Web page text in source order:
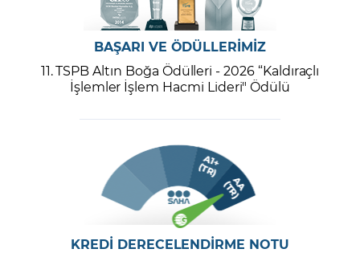
BAŞARI VE ÖDÜLLERİMİZ
11. TSPB Altın Boğa Ödülleri - 2026 “Kaldıraçlı
İşlemler İşlem Hacmi Lideri" Ödülü
KREDİ DERECELENDİRME NOTU